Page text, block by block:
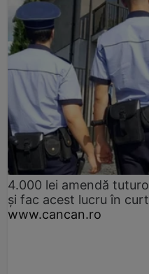
4.000 lei amendă
și fac acest lucru în
www.cancan.ro